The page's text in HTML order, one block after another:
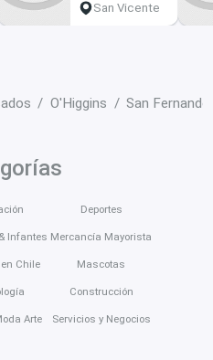
San Vicente
O'Higgins San Fernando
Infantes
Chile
Arte
Deportes
Mercancía Mayorista
Mascotas
Construcción
Servicios y Negocios